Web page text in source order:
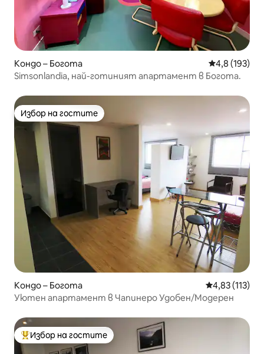
Кондо – Богота Средна
4,8 (193)
Simsonlandia, най-готиният апартамент в Богота.
Избор на гостите
Избор на гостите
Кондо – Богота Средна
4,83 (113)
Уютен апартамент в Чапинеро Удобен/Модерен
Най-популярен избор на гостите
Избор на гостите